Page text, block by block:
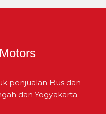
penjualan Bus dan
dan Yogyakarta.